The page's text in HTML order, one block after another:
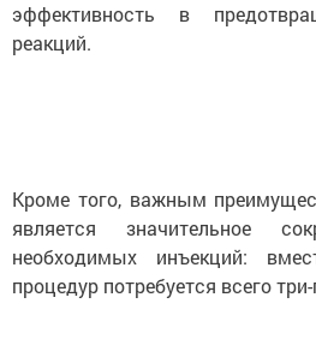
эффективность в
реакций.
Кроме того, важным
является значительное
необходимых инъекций:
процедур потребуется всего